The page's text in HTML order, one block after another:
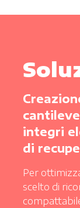
integri
di
Per
scelto di